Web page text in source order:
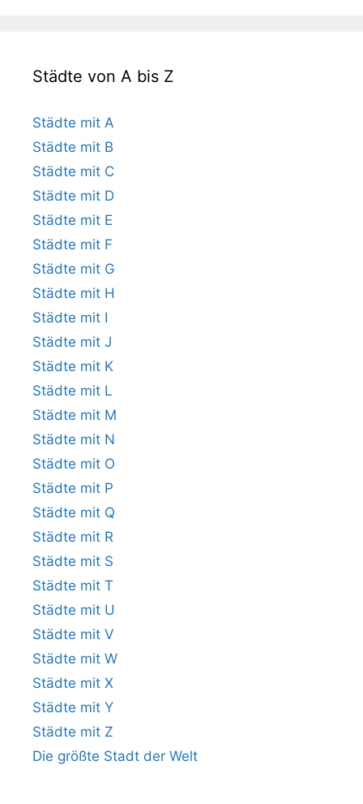
Städte von A bis Z
Städte mit A
Städte mit B
Städte mit C
Städte mit D
Städte mit E
Städte mit F
Städte mit G
Städte mit H
Städte mit I
Städte mit J
Städte mit K
Städte mit L
Städte mit M
Städte mit N
Städte mit O
Städte mit P
Städte mit Q
Städte mit R
Städte mit S
Städte mit T
Städte mit U
Städte mit V
Städte mit W
Städte mit X
Städte mit Y
Städte mit Z
Die größte Stadt der Welt